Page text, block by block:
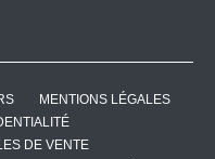
MENTIONS LÉGALES
DE VENTE